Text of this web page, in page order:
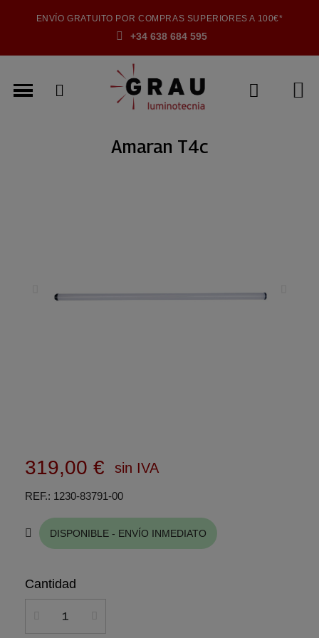
ENVÍO GRATUITO POR COMPRAS SUPERIORES A 100€*
+34 638 684 595
Amaran T4c
319,00 € sin IVA
REF. 1230-83791-00
DISPONIBLE - ENVÍO INMEDIATO
Cantidad